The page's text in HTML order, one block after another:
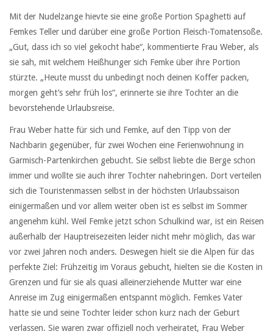
Mit der Nudelzange hievte sie eine große Portion Spaghetti auf
Femkes Teller und darüber eine große Portion Fleisch-Tomatensoße.
„Gut, dass ich so viel gekocht habe“, kommentierte Frau Weber, als
sie sah, mit welchem Heißhunger sich Femke über ihre Portion
stürzte. „Heute musst du unbedingt noch deinen Koffer packen,
morgen geht’s sehr früh los“, erinnerte sie ihre Tochter an die
bevorstehende Urlaubsreise.
Frau Weber hatte für sich und Femke, auf den Tipp von der
Nachbarin gegenüber, für zwei Wochen eine Ferienwohnung in
Garmisch-Partenkirchen gebucht. Sie selbst liebte die Berge schon
immer und wollte sie auch ihrer Tochter nahebringen. Dort verteilen
sich die Touristenmassen selbst in der höchsten Urlaubssaison
einigermaßen und vor allem weiter oben ist es selbst im Sommer
angenehm kühl. Weil Femke jetzt schon Schulkind war, ist ein Reisen
außerhalb der Hauptreisezeiten leider nicht mehr möglich, das war
vor zwei Jahren noch anders. Deswegen hielt sie die Alpen für das
perfekte Ziel: Frühzeitig im Voraus gebucht, hielten sie die Kosten in
Grenzen und für sie als quasi alleinerziehende Mutter war eine
Anreise im Zug einigermaßen entspannt möglich. Femkes Vater
hatte sie und seine Tochter leider schon kurz nach der Geburt
verlassen. Sie waren zwar offiziell noch verheiratet, Frau Weber